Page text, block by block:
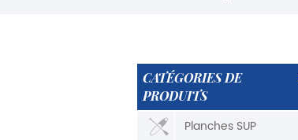
CATÉGORIES DE
PRODUITS
Planches SUP